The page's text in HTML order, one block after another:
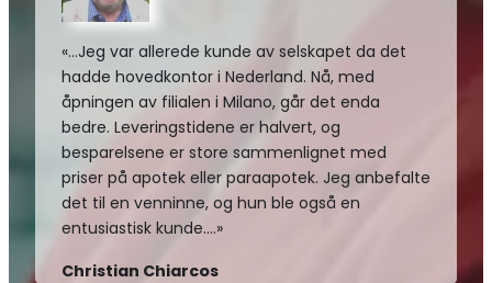
«…Jeg var allerede kunde av selskapet da det
hadde hovedkontor i Nederland. Nå, med
åpningen av filialen i Milano, går det enda
bedre. Leveringstidene er halvert, og
besparelsene er store sammenlignet med
priser på apotek eller paraapotek. Jeg anbefalte
det til en venninne, og hun ble også en
entusiastisk kunde….»
Christian Chiarcos